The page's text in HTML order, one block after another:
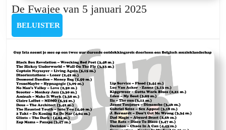
De Fwajee van 5 januari 2025De
januari
2025
BELUISTER